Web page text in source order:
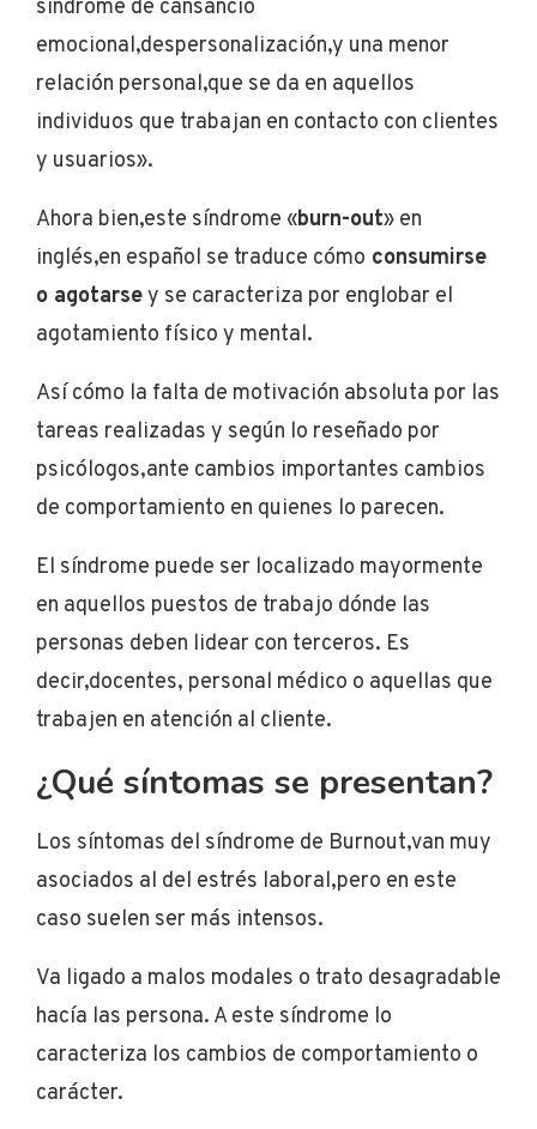
síndrome de cansancio
emocional,despersonalización,y una menor
relación personal,que se da en aquellos
individuos que trabajan en contacto con clientes
y usuarios».
Ahora bien,este síndrome «burn-out» en
inglés,en español se traduce cómo consumirse
o agotarsey se caracteriza por englobar el
agotamiento físico y mental.
Así cómo la falta de motivación absoluta por las
tareas realizadas y según lo reseñado por
psicólogos,ante cambios importantes cambios
de comportamiento en quienes lo parecen.
El síndrome puede ser localizado mayormente
en aquellos puestos de trabajo dónde las
personas deben lidear con terceros. Es
decir,docentes, personal médico o aquellas que
trabajen en atención al cliente.
¿Qué síntomas se presentan?
Los síntomas del síndrome de Burnout,van muy
asociados al del estrés laboral,pero en este
caso suelen ser más intensos.
Va ligado a malos modales o trato desagradable
hacía las persona. A este síndrome lo
caracteriza los cambios de comportamiento o
carácter.